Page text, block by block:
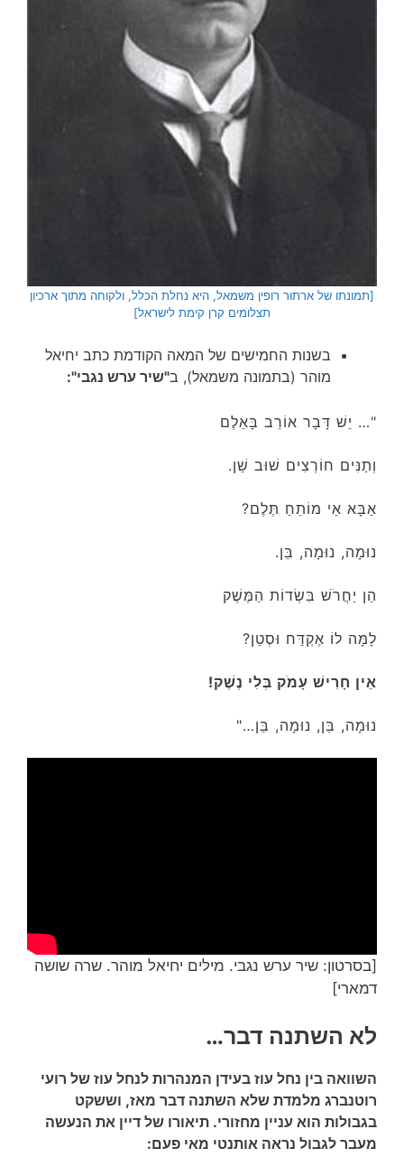
[תמונתו של ארתור רופין משמאל, היא נחלת הכלל, ולקוחה מתוך ארכיון
תצלומים קרן קימת לישראל]
בשנות החמישים של המאה הקודמת כתב יחיאל
מוהר (בתמונה משמאל), ב"שיר ערש נגבי":
"… יֵשׁ דָּבָר אוֹרֵב בָּאֵלֶם
וְתַנִּים חוֹרְצִים שׁוּב שֵׁן.
אַבָּא אֵי מוֹתֵחַ תֶּלֶם?
נוּמָה, נוּמָה, בֵּן.
הֵן יַחֲרֹשׁ בִּשְׂדוֹת הַמֶּשֶׁק
לָמָּה לוֹ אֶקְדַּח וּסְטֵן?
אֵין חָרִישׁ עָמֹק בְּלִי נֶשֶׁק!
נוּמָה, בֵּן, נוּמָה, בֵּן…"
[בסרטון: שיר ערש נגבי. מילים יחיאל מוהר. שרה שושה
דמארי]
לא השתנה דבר…
השוואה בין נחל עוז בעידן המנהרות לנחל עוז של רועי
רוטנברג מלמדת שלא השתנה דבר מאז, וששקט
בגבולות הוא עניין מחזורי. תיאורו של דיין את הנעשה
מעבר לגבול נראה אותנטי מאי פעם: